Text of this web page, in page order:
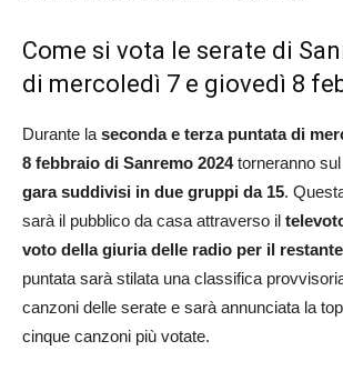
Come si vota le serate di
di mercoledì 7 e giovedì 8
Durante la seconda e terza puntata di
8 febbraio di Sanremo 2024torneranno
gara suddivisi in due gruppi da 15.
sarà il pubblico da casa attraverso il
voto della giuria delle radio per il
puntata sarà stilata una classifica
canzoni delle serate e sarà annunciata la
cinque canzoni più votate.